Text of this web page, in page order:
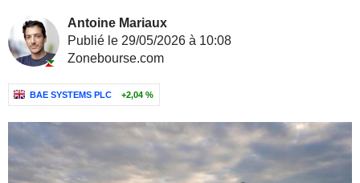
Antoine Mariaux
Publié le 29/05/2026 à 10:08
Zonebourse.com
BAE SYSTEMS PLC +2,04 %